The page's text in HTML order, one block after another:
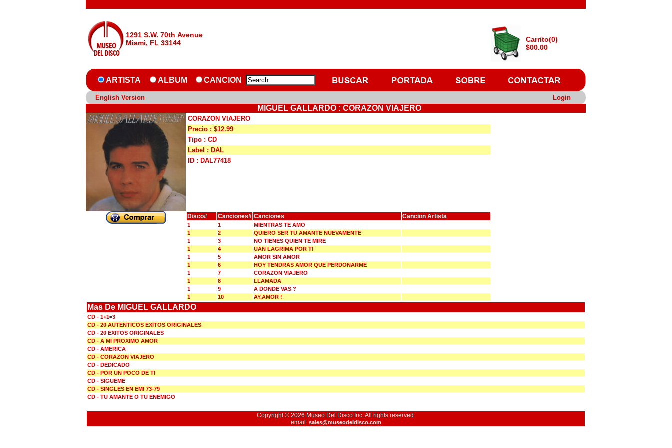
1291 S.W. 70th Avenue
Miami, FL 33144
Carrito(0)
$00.00
ARTISTA ALBUM CANCION
English Version Login
MIGUEL GALLARDO : CORAZON VIAJERO
CORAZON VIAJERO
Precio : $12.99
Tipo : CD
Label : DAL
ID : DAL77418
Disco# Canciones# Canciones Cancion Artista
1 1
MIENTRAS TE AMO
1
2
QUIERO SER TU AMANTE NUEVAMENTE
1
3
NO TIENES QUIEN TE MIRE
1
4
UAN LAGRIMA POR TI
1
5
AMOR SIN AMOR
1
6
HOY TENDRAS AMOR QUE PERDONARME
1
7
CORAZON VIAJERO
1
8
LLAMADA
1
9
A DONDE VAS ?
1
10 AY,AMOR !
Mas De MIGUEL GALLARDO
CD - 1+1=3
CD - 20 AUTENTICOS EXITOS ORIGINALES
CD - 20 EXITOS ORIGINALES
CD - A MI PROXIMO AMOR
CD - AMERICA
CD - CORAZON VIAJERO
CD - DEDICADO
CD - POR UN POCO DE TI
CD - SIGUEME
CD - SINGLES EN EMI 73-79
CD - TU AMANTE O TU ENEMIGO
Copyright © 2026 Museo Del Disco Inc. All rights reserved.
email: sales@museodeldisco.com